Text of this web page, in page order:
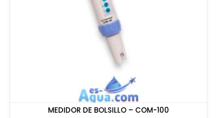
MEDIDOR DE BOLSILLO – COM-100